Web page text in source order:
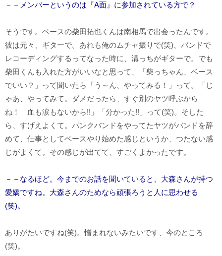
－－メンバーというのは『A面』に参加されている方で？
そうです。ベースの柴田拓也くんは南相馬で出会ったんです。
彼は元々、ギターで。あれも俺のムチャ振りで(笑)、バンドで
レコーディングするってなった時に、溝っちがギターで。でも
柴田くんも入れた方がいいなと思って、「柴っちゃん、ベース
でいい？」って聞いたら「う～ん、やってみる！」って。「じ
ゃあ、やってみて。ダメだったら、すぐ別のヤツ呼ぶから
ね！ 血も涙もないから!!」「分かった!!」って(笑)。そした
ら、すげえよくて。パンクバンドをやってたヤツがバンドを辞
めて、仕事としてベースやり始めた感じというか、つたない感
じがよくて。その感じが出てて、すごくよかったです。
－－なるほど。今までのお話を聞いていると、大森さんが持つ
愛嬌ですね。大森さんのためなら頑張ろうと 人に思わせる
(笑)。
ありがたいですね(笑)。憎まれないみたいです、今のところ
(笑)。